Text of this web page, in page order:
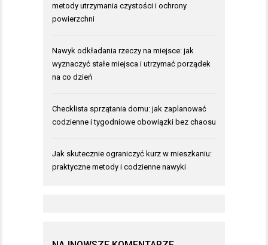
metody utrzymania czystości i ochrony
powierzchni
Nawyk odkładania rzeczy na miejsce: jak
wyznaczyć stałe miejsca i utrzymać porządek
na co dzień
Checklista sprzątania domu: jak zaplanować
codzienne i tygodniowe obowiązki bez chaosu
Jak skutecznie ograniczyć kurz w mieszkaniu:
praktyczne metody i codzienne nawyki